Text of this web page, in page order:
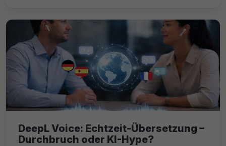
DeepL Voice: Echtzeit-Übersetzung –
Durchbruch oder KI-Hype?